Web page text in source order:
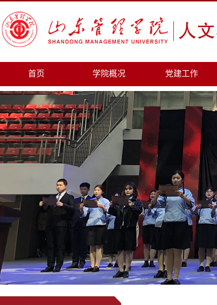
首页 学院概况 党建工作